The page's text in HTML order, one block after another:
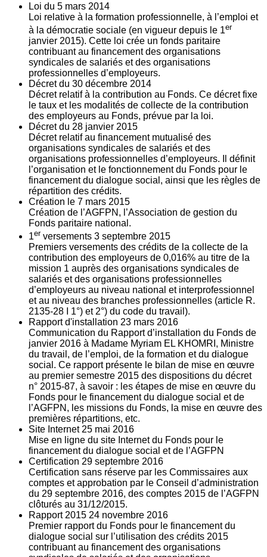
Loi du 5 mars 2014
Loi relative à la formation professionnelle, à l’emploi et
à la démocratie sociale (en vigueur depuis le 1er
janvier 2015). Cette loi crée un fonds paritaire
contribuant au financement des organisations
syndicales de salariés et des organisations
professionnelles d’employeurs.
Décret du 30 décembre 2014
Décret relatif à la contribution au Fonds. Ce décret fixe
le taux et les modalités de collecte de la contribution
des employeurs au Fonds, prévue par la loi.
Décret du 28 janvier 2015
Décret relatif au financement mutualisé des
organisations syndicales de salariés et des
organisations professionnelles d’employeurs. Il définit
l’organisation et le fonctionnement du Fonds pour le
financement du dialogue social, ainsi que les règles de
répartition des crédits.
Création le 7 mars 2015
Création de l’AGFPN, l’Association de gestion du
Fonds paritaire national.
1er versements 3 septembre 2015
Premiers versements des crédits de la collecte de la
contribution des employeurs de 0,016% au titre de la
mission 1 auprès des organisations syndicales de
salariés et des organisations professionnelles
d’employeurs au niveau national et interprofessionnel
et au niveau des branches professionnelles (article R.
2135‐28 I 1°) et 2°) du code du travail).
Rapport d'installation 23 mars 2016
Communication du Rapport d’installation du Fonds de
janvier 2016 à Madame Myriam EL KHOMRI, Ministre
du travail, de l’emploi, de la formation et du dialogue
social. Ce rapport présente le bilan de mise en œuvre
au premier semestre 2015 des dispositions du décret
n° 2015-87, à savoir : les étapes de mise en œuvre du
Fonds pour le financement du dialogue social et de
l’AGFPN, les missions du Fonds, la mise en œuvre des
premières répartitions, etc.
Site Internet 25 mai 2016
Mise en ligne du site Internet du Fonds pour le
financement du dialogue social et de l’AGFPN
Certification 29 septembre 2016
Certification sans réserve par les Commissaires aux
comptes et approbation par le Conseil d’administration
du 29 septembre 2016, des comptes 2015 de l’AGFPN
clôturés au 31/12/2015.
Rapport 2015 24 novembre 2016
Premier rapport du Fonds pour le financement du
dialogue social sur l’utilisation des crédits 2015
contribuant au financement des organisations